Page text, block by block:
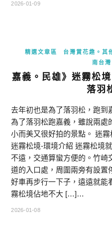
2026-01-09
精選文章區 台灣賞花趣。其
南台
嘉義。民雄》迷霧松
落羽
去年初也是為了落羽松，跑到
為了落羽松跑嘉義，雖說兩處
小而美又很好拍的景點。 迷
迷霧松境-環境介紹 迷霧松境
不遠，交通算蠻方便的。竹崎
道的入口處，周圍兩旁有設置
好車再步行一下子，遠遠就能
霧松境佔地不大 […]…
2026-01-08